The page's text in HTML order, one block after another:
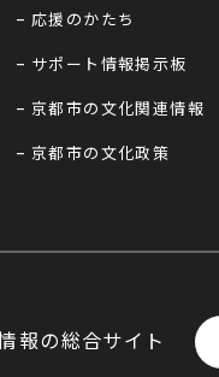
応援のかたち
サポート情報掲示板
京都市の文化関連情報
京都市の文化政策
報の総合サイト